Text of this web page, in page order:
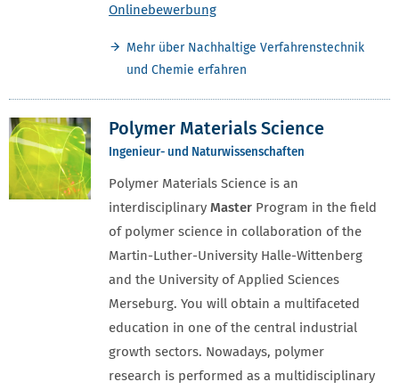
Onlinebewerbung
Mehr über Nachhaltige Verfahrenstechnik
und Chemie erfahren
Polymer Materials Science
Ingenieur- und Naturwissenschaften
Polymer Materials Science is an
interdisciplinary Master Program in the field
of polymer science in collaboration of the
Martin-Luther-University Halle-Wittenberg
and the University of Applied Sciences
Merseburg. You will obtain a multifaceted
education in one of the central industrial
growth sectors. Nowadays, polymer
research is performed as a multidisciplinary